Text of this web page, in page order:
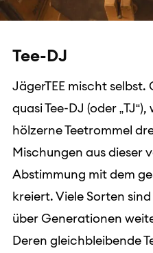
Tee-DJ
JägerTEE mischt
quasi Tee-DJ (oder
hölzerne Teetrommel
Mischungen aus dieser
Abstimmung mit dem
kreiert. Viele Sorten
über Generationen
Deren gleichbleibende